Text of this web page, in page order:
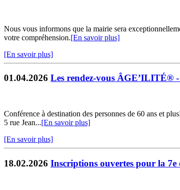
Nous vous informons que la mairie sera
votre compréhension.[En savoir plus]
[En savoir plus]
01.04.2026 Les rendez-vous ÂGE’ILITÉ®
Conférence à destination des personnes de 60 ans et
5 rue Jean...[En savoir plus]
[En savoir plus]
18.02.2026 Inscriptions ouvertes pour la